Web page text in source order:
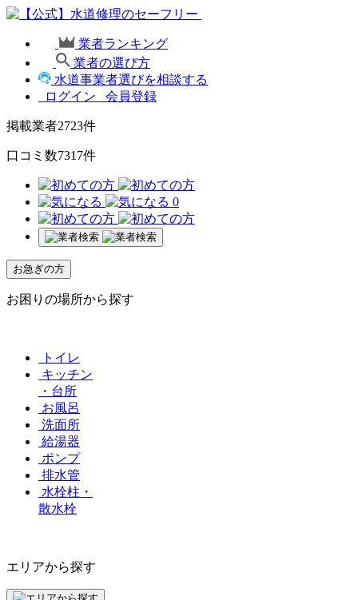
業者ランキング
業者の選び方
水道事業者選びを相談する
ログイン
会員登録
掲載業者2723件
口コミ数7317件
0
お急ぎの方
お困りの場所から探す
トイレ
キッチン
・台所
お風呂
洗面所
給湯器
ポンプ
排水管
水栓柱・
散水栓
エリアから探す